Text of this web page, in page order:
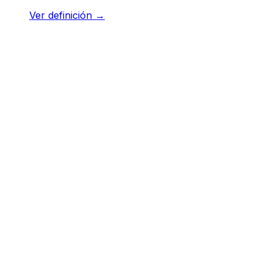
Ver definición →